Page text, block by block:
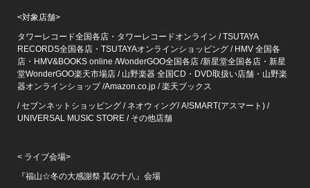
<対象店舗>
タワーレコード全国各店・タワーレコードオンライン / TSUTAYA
RECORDS全国各店・TSUTAYAオンラインショッピング / HMV 全国各
店・HMV&BOOKS online /WonderGOO全国各店 /新星堂全国各店・新星
堂WonderGOO楽天市場店 / 山野楽器 全国CD・DVD取扱い店舗・山野楽
器オンラインショップ /Amazon.co.jp / 楽天ブックス
/ セブンネットショッピング / ネオウィング/ A!SMART(アスマート) /
UNIVERSAL MUSIC STORE / その他店舗
< ライブ会場>
『福山☆冬の大感謝祭 其の十八』会場